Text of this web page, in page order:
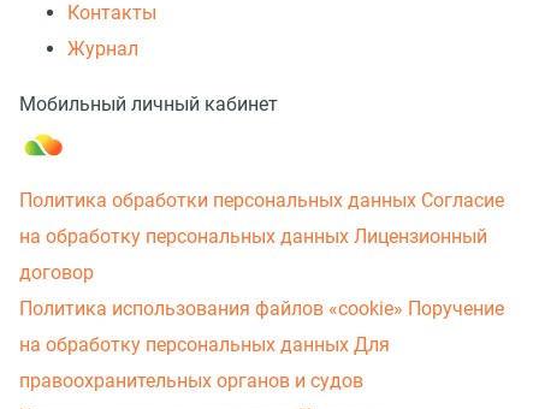
Контакты
Журнал
Мобильный личный кабинет
Политика обработки персональных данных Согласие
на обработку персональных данных Лицензионный
договор
Политика использования файлов «cookie» Поручение
на обработку персональных данных Для
правоохранительных органов и судов